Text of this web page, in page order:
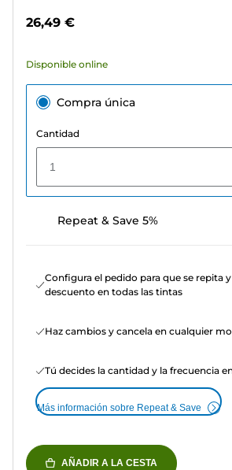
58
color
26,49 €
Disponible online
Compra única
Cantidad
1
Repeat & Save 5%
Configura el pedido para que se repita
descuento en todas las tintas
Haz cambios y cancela en cualquier
Tú decides la cantidad y la frecuencia
Más información sobre Repeat & Save
AÑADIR A LA CESTA